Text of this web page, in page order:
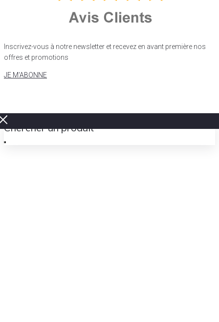
Inscrivez-vous à notre newsletter et recevez en avant première nos
offres et promotions
JE M'ABONNE